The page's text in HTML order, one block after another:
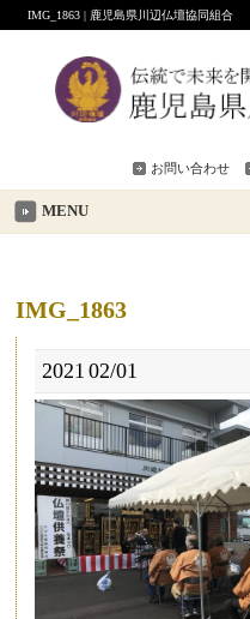
IMG_1863 | 鹿児島県川辺仏壇協同組合
お問い合わせ
MENU
IMG_1863
02/01
2021